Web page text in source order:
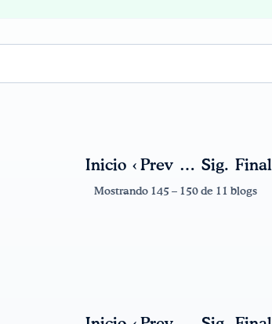
Inicio ‹ Prev … Sig. Final
Mostrando 145 – 150 de 11 blogs